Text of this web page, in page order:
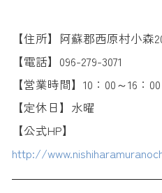
【住所】阿蘇郡西原村小森
【電話】096-279-3071
【営業時間】10：00～16：00
【定休日】水曜
【公式HP】
http://